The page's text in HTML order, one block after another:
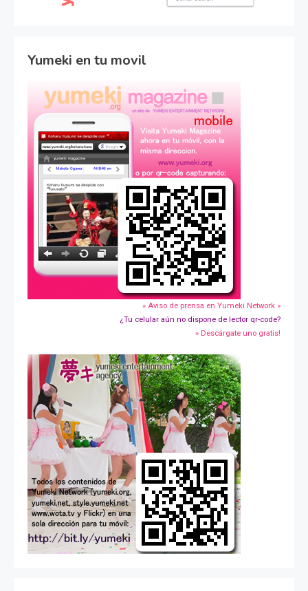
Yumeki en tu movil
» Aviso de prensa en Yumeki Network »
¿Tu celular aún no dispone de lector qr-code?
» Descárgate uno gratis!